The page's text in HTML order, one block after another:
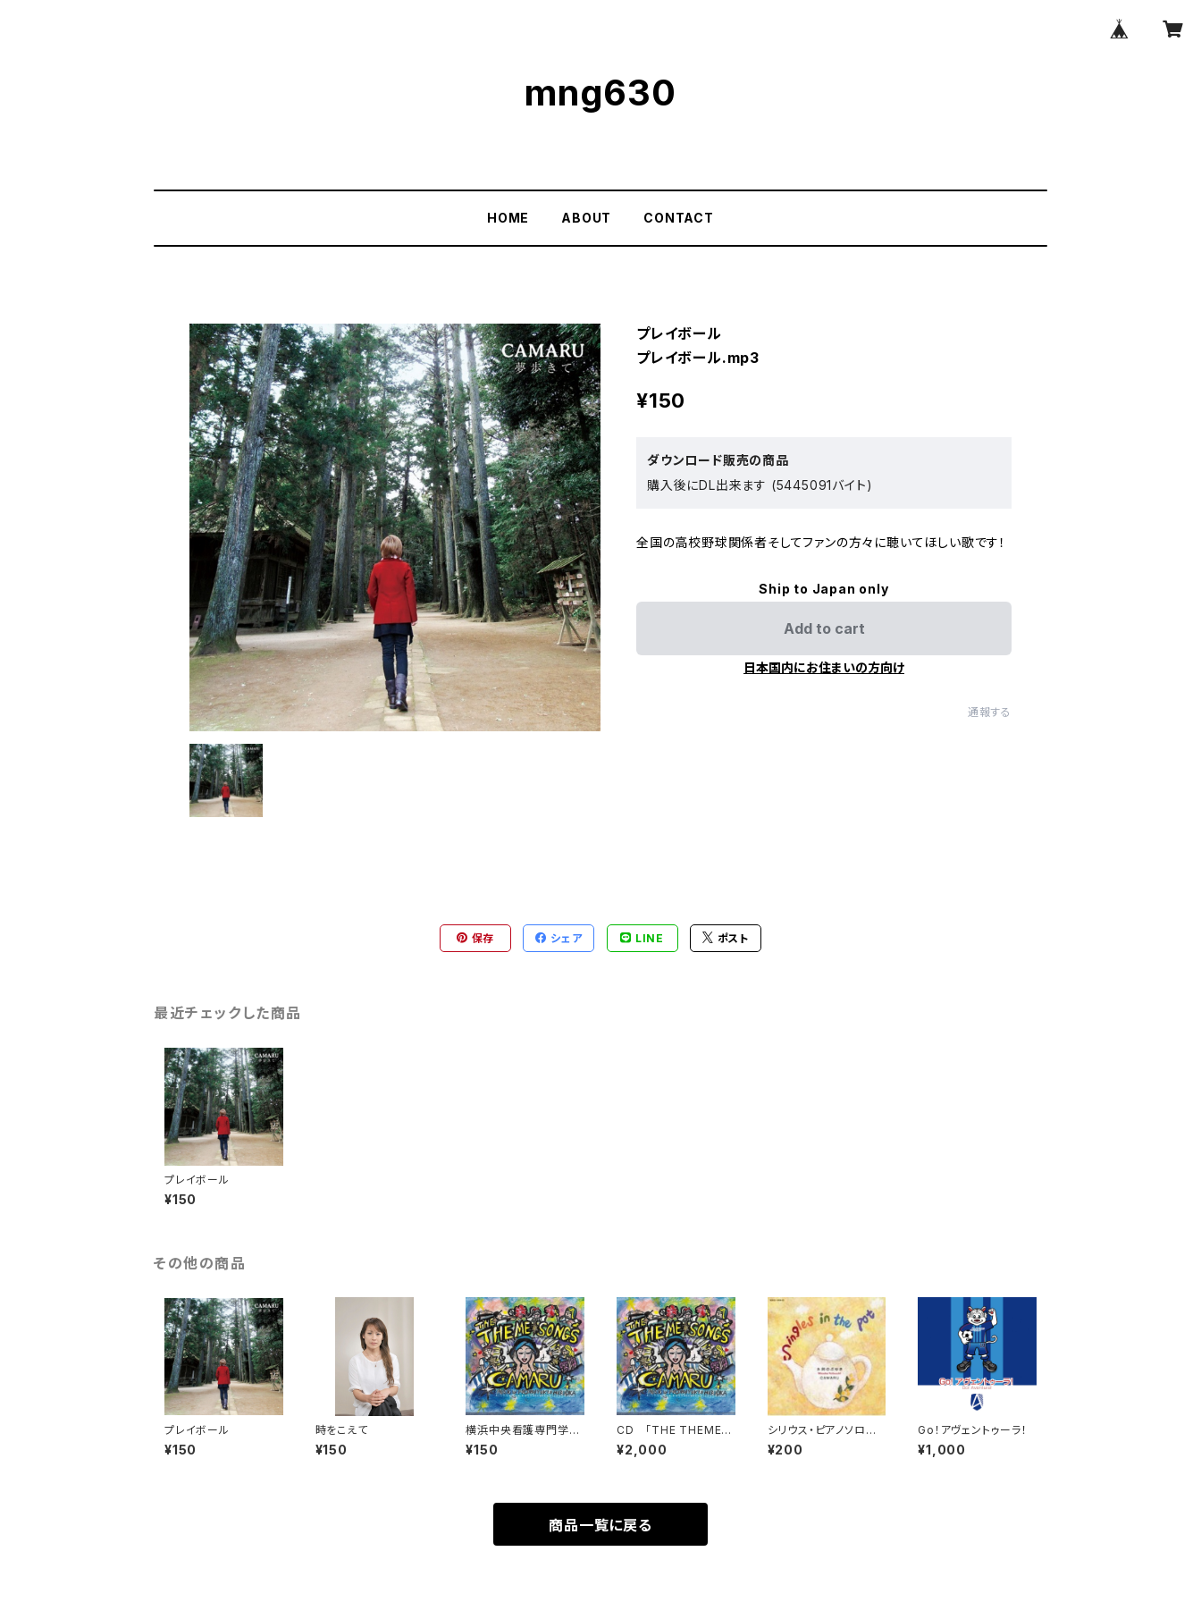
mng630
HOME ABOUT CONTACT
プレイボール
プレイボール.mp3
¥150
ダウンロード販売の商品
購入後にDL出来ます (5445091バイト)
全国の高校野球関係者そしてファンの方々に聴いてほしい歌です！
Ship to Japan only
Add to cart
日本国内にお住まいの方向け
通報する
保存 シェア LINE ポスト
最近チェックした商品
プレイボール
¥150
その他の商品
プレイボール
¥150
時をこえて
¥150
横浜中央看護専門学校
校歌
¥150
CD 「THE THEME S
ONGS！」
¥2,000
シリウス・ピアノソロ譜
（初級）
¥200
Go！アヴェントゥーラ！
¥1,000
商品一覧に戻る